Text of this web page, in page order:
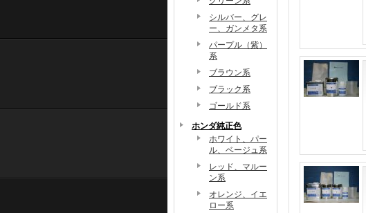
シルバー、グレ
ー、ガンメタ系
パープル（紫）
系
ブラウン系
ブラック系
ゴールド系
ホンダ純正色
ホワイト、パー
ル、ベージュ系
レッド、マルー
ン系
オレンジ、イエ
ロー系